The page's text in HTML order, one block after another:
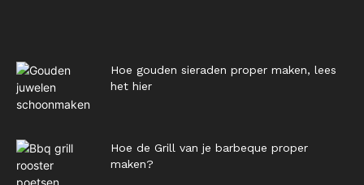
Hoe gouden sieraden proper maken, lees
het hier
Hoe de Grill van je barbeque proper
maken?